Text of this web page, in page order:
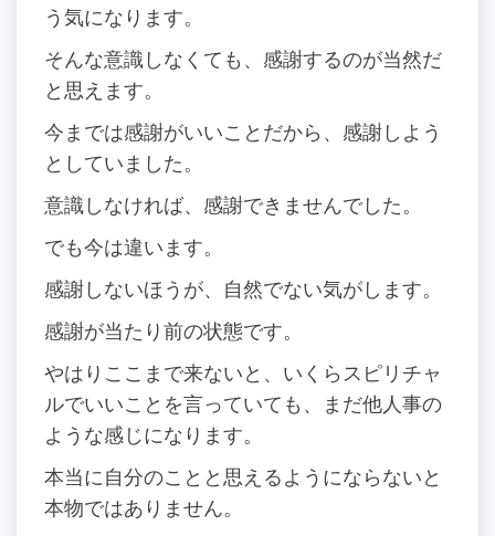
う気になります。
そんな意識しなくても、感謝するのが当然だ
と思えます。
今までは感謝がいいことだから、感謝しよう
としていました。
意識しなければ、感謝できませんでした。
でも今は違います。
感謝しないほうが、自然でない気がします。
感謝が当たり前の状態です。
やはりここまで来ないと、いくらスピリチャ
ルでいいことを言っていても、まだ他人事の
ような感じになります。
本当に自分のことと思えるようにならないと
本物ではありません。